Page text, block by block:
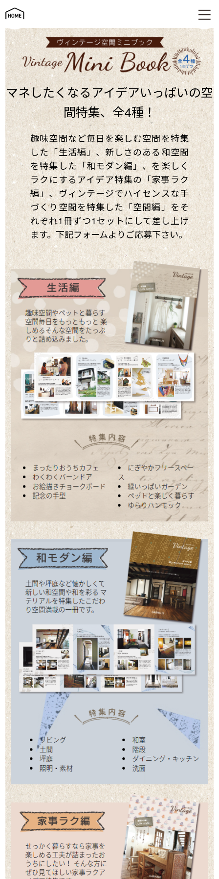
家づくりに役立つミニ冊子プレゼント
マネしたくなるアイデアいっぱいの空
間特集、全4種！
趣味空間など毎日を楽しむ空間を特集
した「生活編」、新しさのある和空間
を特集した「和モダン編」、を楽しく
ラクにするアイデア特集の「家事ラク
編」、ヴィンテージでハイセンスな手
づくり空間を特集した「空間編」をそ
れぞれ1冊ずつ1セットにして差し上げ
ます。下記フォームよりご応募下さい。